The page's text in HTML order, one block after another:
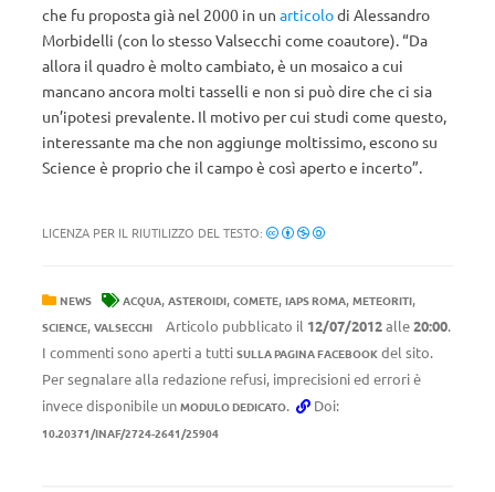
che fu proposta già nel 2000 in un articolodi Alessandro
Morbidelli (con lo stesso Valsecchi come coautore). “Da
allora il quadro è molto cambiato, è un mosaico a cui
mancano ancora molti tasselli e non si può dire che ci sia
un’ipotesi prevalente. Il motivo per cui studi come questo,
interessante ma che non aggiunge moltissimo, escono su
Science è proprio che il campo è così aperto e incerto”.
LICENZA PER IL RIUTILIZZO DEL TESTO:
NEWS ACQUA, ASTEROIDI, COMETE, IAPS ROMA, METEORITI,
SCIENCE, VALSECCHI Articolo pubblicato il 12/07/2012alle20:00.
I commenti sono aperti a tutti SULLA PAGINA FACEBOOK del sito.
Per segnalare alla redazione refusi, imprecisioni ed errori è
invece disponibile un MODULO DEDICATO. Doi:
10.20371/INAF/2724-2641/25904